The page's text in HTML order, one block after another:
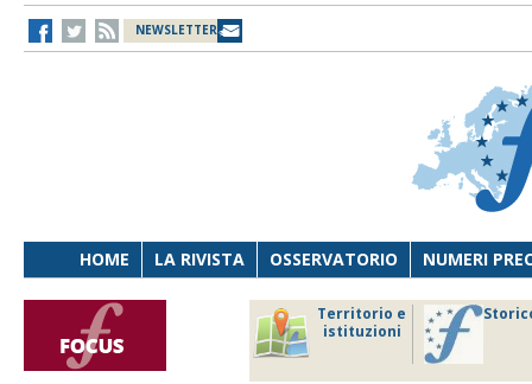
NEWSLETTER
HOME LA RIVISTA OSSERVATORIO NUMERI
Territorio e
istituzioni